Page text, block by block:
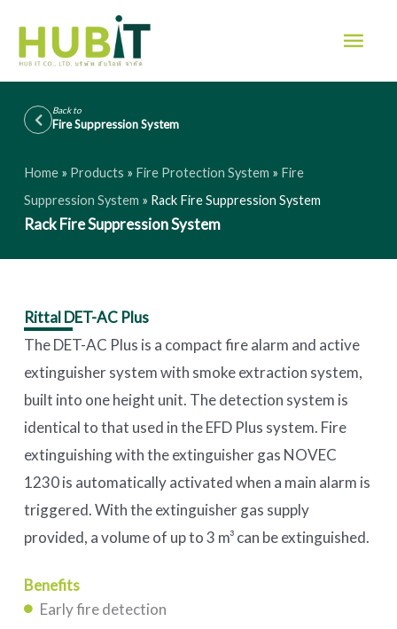
content
Back to
Fire Suppression System
Home » Products » Fire Protection System » Fire
Suppression System » Rack Fire Suppression System
Rack Fire Suppression System
Rittal DET-AC Plus
The DET-AC Plus is a compact fire alarm and active
extinguisher system with smoke extraction system,
built into one height unit. The detection system is
identical to that used in the EFD Plus system. Fire
extinguishing with the extinguisher gas NOVEC
1230 is automatically activated when a main alarm is
triggered. With the extinguisher gas supply
provided, a volume of up to 3 m³ can be extinguished.
Benefits
Early fire detection